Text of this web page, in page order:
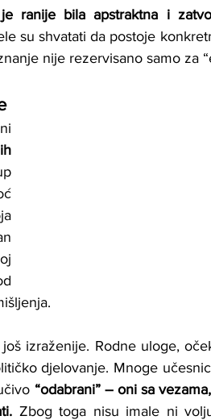
ranije bila apstraktna i
su shvatati da postoje
nije rezervisano samo za
izraženije. Rodne uloge,
djelovanje. Mnoge
“odabrani” – oni sa
Zbog toga nisu imale ni